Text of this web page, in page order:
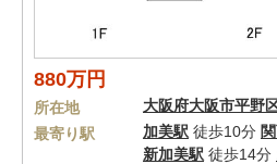
880万円
所在地 大阪府大阪市平野
最寄り駅
加美駅 徒歩10分
新加美駅 徒歩14分